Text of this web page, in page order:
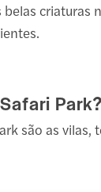
Park?
são as